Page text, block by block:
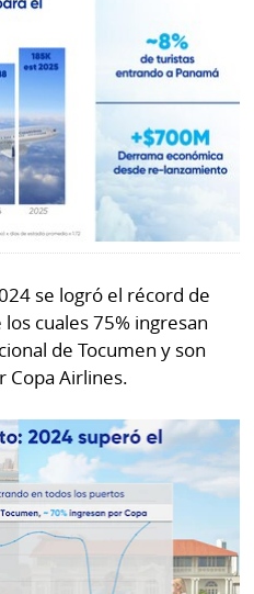
se logró el récord de
cuales 75% ingresan
de Tocumen y son
Copa Airlines.